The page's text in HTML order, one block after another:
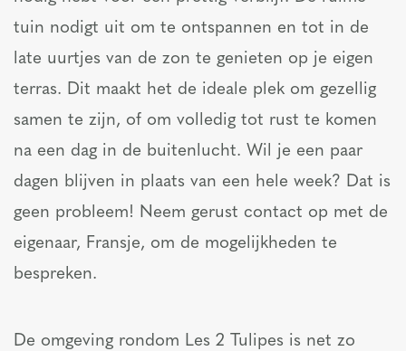
tuin nodigt uit om te ontspannen en tot in de
late uurtjes van de zon te genieten op je eigen
terras. Dit maakt het de ideale plek om gezellig
samen te zijn, of om volledig tot rust te komen
na een dag in de buitenlucht. Wil je een paar
dagen blijven in plaats van een hele week? Dat is
geen probleem! Neem gerust contact op met de
eigenaar, Fransje, om de mogelijkheden te
bespreken.
De omgeving rondom Les 2 Tulipes is net zo